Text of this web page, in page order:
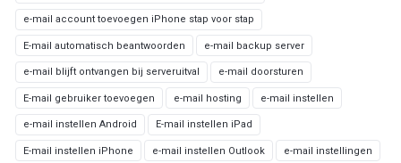
e-mail account toevoegen iPhone stap voor stap
E-mail automatisch beantwoorden e-mail backup server
e-mail blijft ontvangen bij serveruitval e-mail doorsturen
E-mail gebruiker toevoegen e-mail hosting e-mail instellen
e-mail instellen Android E-mail instellen iPad
E-mail instellen iPhone e-mail instellen Outlook e-mail instellingen